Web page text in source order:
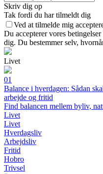
Skriv dig op
Tak fordi du har tilmeldt dig
Ved at tilmelde mig
Du accepterer vores
dig. Du bestemmer selv,
Livet
01
Balance i hverdagen: Sådan
arbejde og fritid
Find balancen mellem byliv,
Livet
Livet
Hverdagsliv
Arbejdsliv
Fritid
Hobro
Trivsel